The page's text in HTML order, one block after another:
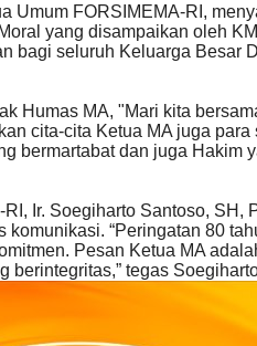
Umum FORSIMEMA-RI,
yang disampaikan oleh
bagi seluruh Keluarga Besar
Humas MA, "Mari kita
cita-cita Ketua MA juga
bermartabat dan juga Hakim
Ir. Soegiharto Santoso, SH,
“Peringatan 80
Pesan Ketua MA
berintegritas,” tegas